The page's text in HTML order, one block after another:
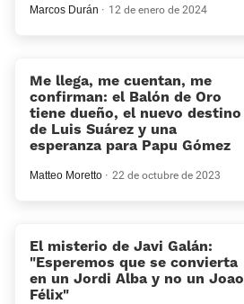
Marcos Durán 12 de enero de 2024
Me llega, me cuentan, me
confirman: el Balón de Oro
tiene dueño, el nuevo destino
de Luis Suárez y una
esperanza para Papu Gómez
Matteo Moretto 22 de octubre de 2023
El misterio de Javi Galán:
«Esperemos que se convierta
en un Jordi Alba y no un Joao
Félix»